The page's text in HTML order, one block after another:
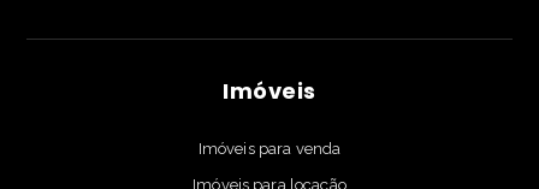
Imóveis
Imóveis para venda
Imóveis para locação